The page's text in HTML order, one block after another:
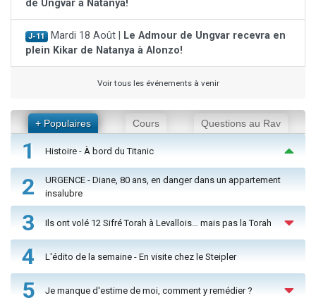
de Ungvar à Natanya!
J-11 Mardi 18 Août |
Le Admour de Ungvar recevra en
plein Kikar de Natanya à Alonzo!
Voir tous les événements à venir
+ Populaires Cours Questions au Rav
1 Histoire - À bord du Titanic
2
URGENCE - Diane, 80 ans, en danger dans un appartement
insalubre
3 Ils ont volé 12 Sifré Torah à Levallois… mais pas la Torah
4 L'édito de la semaine - En visite chez le Steipler
5 Je manque d'estime de moi, comment y remédier ?